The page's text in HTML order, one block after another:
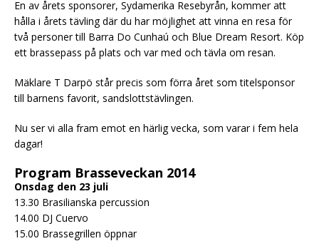
En av årets sponsorer, Sydamerika Resebyrån, kommer att
hålla i årets tävling där du har möjlighet att vinna en resa för
två personer till Barra Do Cunhaú och Blue Dream Resort. Köp
ett brassepass på plats och var med och tävla om resan.
Mäklare T Darpö står precis som förra året som titelsponsor
till barnens favorit, sandslottstävlingen.
Nu ser vi alla fram emot en härlig vecka, som varar i fem hela
dagar!
Program Brasseveckan 2014
Onsdag den 23 juli
13.30 Brasilianska percussion
14.00 DJ Cuervo
15.00 Brassegrillen öppnar